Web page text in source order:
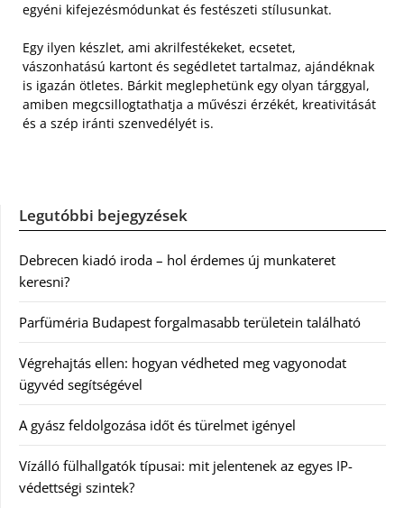
egyéni kifejezésmódunkat és festészeti stílusunkat.
Egy ilyen készlet, ami akrilfestékeket, ecsetet,
vászonhatású kartont és segédletet tartalmaz, ajándéknak
is igazán ötletes. Bárkit meglephetünk egy olyan tárggyal,
amiben megcsillogtathatja a művészi érzékét, kreativitását
és a szép iránti szenvedélyét is.
Legutóbbi bejegyzések
Debrecen kiadó iroda – hol érdemes új munkateret
keresni?
Parfüméria Budapest forgalmasabb területein található
Végrehajtás ellen: hogyan védheted meg vagyonodat
ügyvéd segítségével
A gyász feldolgozása időt és türelmet igényel
Vízálló fülhallgatók típusai: mit jelentenek az egyes IP-
védettségi szintek?